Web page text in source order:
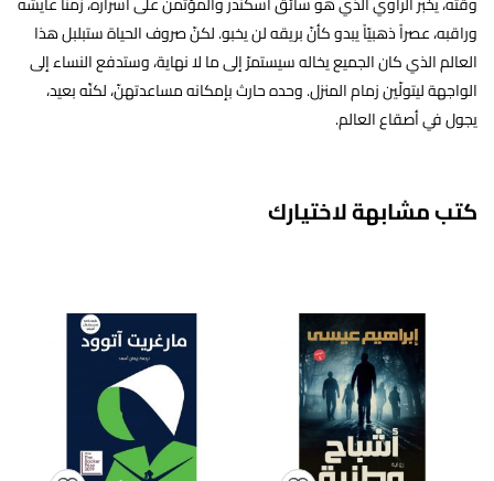
وراقبه، عصراً ذهبيّاً يبدو كأنّ بريقه لن يخبو. لكنّ صروف الحياة ستبلبل هذا
العالم الذي كان الجميع يخاله سيستمرّ إلى ما لا نهاية، وستدفع النساء إلى
الواجهة ليتولّين زمام المنزل. وحده حارث بإمكانه مساعدتهنّ، لكنّه بعيد،
يجول في أصقاع العالم.
كتب مشابهة لاختيارك